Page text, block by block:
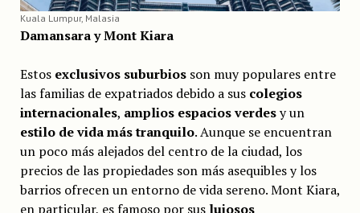
Kuala Lumpur, Malasia
Damansara y Mont Kiara
Estos exclusivos suburbiosson muy populares entre
las familias de expatriados debido a sus colegios
internacionales, amplios espacios verdesy un
estilo de vida más tranquilo. Aunque se encuentran
un poco más alejados del centro de la ciudad, los
precios de las propiedades son más asequibles y los
barrios ofrecen un entorno de vida sereno. Mont Kiara,
en particular, es famoso por sus lujosos